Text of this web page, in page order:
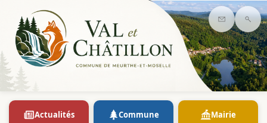
Contact
Actualités Commune Mairie